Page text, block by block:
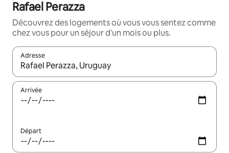
Rafael Perazza
Découvrez des logements où vous vous sentez comme
chez vous pour un séjour d'un mois ou plus.
Adresse
Lorsque les résultats s'affichent, utilisez les flèches vers le
Arrivée
Départ